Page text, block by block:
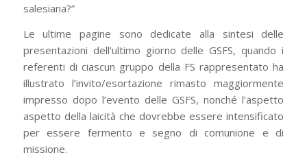
salesiana?”
Le ultime pagine sono dedicate alla sintesi delle
presentazioni dell’ultimo giorno delle GSFS, quando i
referenti di ciascun gruppo della FS rappresentato ha
illustrato l’invito/esortazione rimasto maggiormente
impresso dopo l’evento delle GSFS, nonché l’aspetto
aspetto della laicità che dovrebbe essere intensificato
per essere fermento e segno di comunione e di
missione.